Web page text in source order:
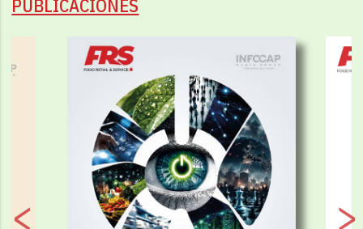
PUBLICACIONES